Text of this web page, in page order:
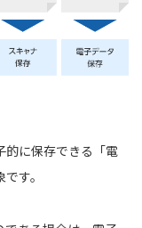
的に保存できる「電
す。